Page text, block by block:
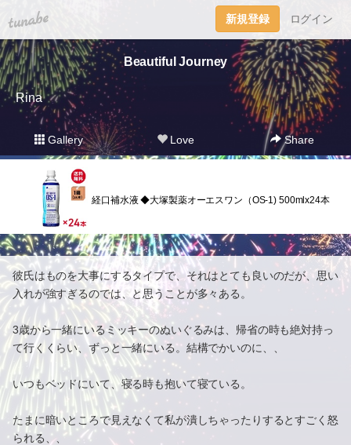
tuna.be 新規登録 ログイン
Beautiful Journey
Rina
Gallery Love Share
経口補水液 ◆大塚製薬オーエスワン（OS-1) 500mlx24本
彼氏はものを大事にするタイプで、それはとても良いのだが、思い
入れが強すぎるのでは、と思うことが多々ある。
3歳から一緒にいるミッキーのぬいぐるみは、帰省の時も絶対持っ
て行くくらい、ずっと一緒にいる。結構でかいのに、、
いつもベッドにいて、寝る時も抱いて寝ている。
たまに暗いところで見えなくて私が潰しちゃったりするとすごく怒
られる、、